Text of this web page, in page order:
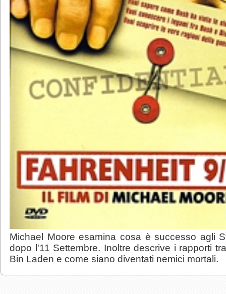
Michael Moore esamina cosa è successo agli
dopo l'11 Settembre. Inoltre descrive i rapporti
Bin Laden e come siano diventati nemici mortali.